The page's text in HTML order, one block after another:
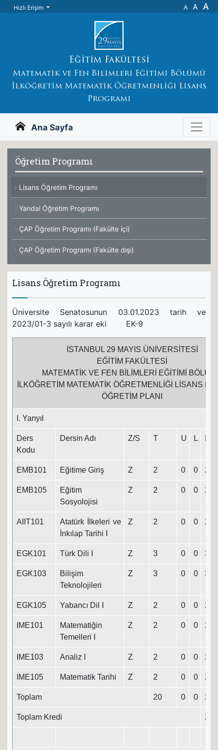
Hızlı Erişim A A A
Eğitim Fakültesi
Matematik ve Fen Bilimleri Eğitimi Bölümü
İlköğretim Matematik Öğretmenliği Lisans
Programı
Ana Sayfa
Öğretim Programı
Lisans Öğretim Programı
Yandal Öğretim Programı
ÇAP Öğretim Programı (Fakülte içi)
ÇAP Öğretim Programı (Fakülte dışı)
Lisans Öğretim Programı
Üniversite Senatosunun 03.01.2023 tarih ve
2023/01-3 sayılı karar eki EK-9
İSTANBUL 29 MAYIS ÜNİVERSİTESİ
EĞİTİM FAKÜLTESİ
MATEMATİK VE FEN BİLİMLERİ EĞİTİMİ
İLKÖĞRETİM MATEMATİK ÖĞRETMENLİĞİ LİSANS
ÖĞRETİM PLANI
I. Yarıyıl
Ders
Kodu
Dersin Adı Z/S T U L
EMB101 Eğitime Giriş Z 2 0 0 2
EMB105
Eğitim
Sosyolojisi
Z 2 0 0 2
AIIT101
Atatürk İlkeleri ve
İnkılap Tarihi Ⅰ
Z 2 0 0 2
EGK101 Türk Dili Ⅰ Z 3 0 0 3
EGK103
Bilişim
Teknolojileri
Z 3 0 0 3
EGK105 Yabancı Dil Ⅰ Z 2 0 0 2
IME101
Matematiğin
Temelleri Ⅰ
Z 2 0 0 2
IME103 Analiz Ⅰ Z 2 0 0 2
IME105 Matematik Tarihi Z 2 0 0 2
Toplam 20 0 0 20
Toplam Kredi 20